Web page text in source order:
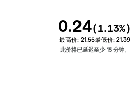
0.24(1.13%)
最高价: 21.55最低价: 21.39
此价格已延迟至少 15 分钟。